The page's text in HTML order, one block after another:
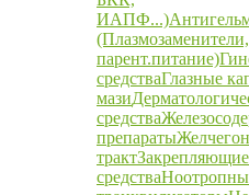
ИАПФ...)
(Плазмозаменители,
парент.питание)
средстваГлазные
мази
средства
препараты
трактЗакрепляющие
средства